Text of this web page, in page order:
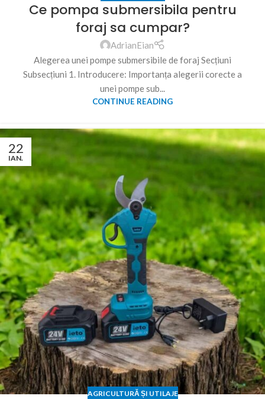
Ce pompa submersibila pentru
foraj sa cumpar?
AdrianEian
Alegerea unei pompe submersibile de foraj Secțiuni
Subsecțiuni 1. Introducere: Importanța alegerii corecte a
unei pompe sub...
CONTINUE READING
22
IAN.
AGRICULTURĂ ȘI UTILAJE